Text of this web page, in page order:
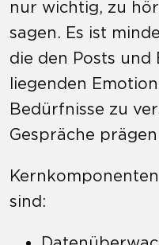
nur wichtig, zu
sagen. Es ist
die den Posts
liegenden
Bedürfnisse zu
Gespräche
sind: